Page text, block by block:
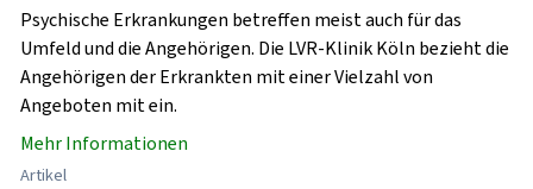
Psychische Erkrankungen betreffen meist auch für das
Umfeld und die Angehörigen. Die LVR-Klinik Köln bezieht die
Angehörigen der Erkrankten mit einer Vielzahl von
Angeboten mit ein.
Mehr Informationen
Artikel